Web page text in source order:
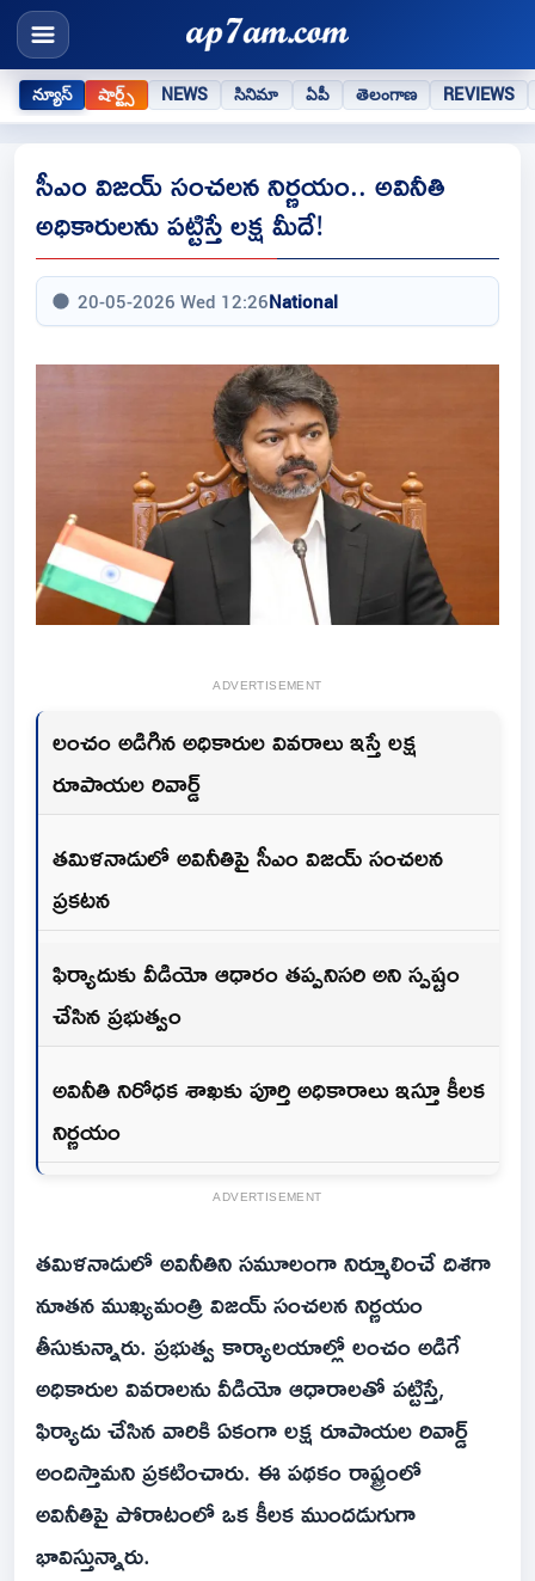
న్యూస్ షార్ట్స్ NEWS సినిమా ఏపీ తెలంగాణ REVIEWS
సీఎం విజయ్ సంచలన నిర్ణయం.. అవినీతి
అధికారుల‌ను పట్టిస్తే లక్ష మీదే!
20-05-2026 Wed 12:26National
ADVERTISEMENT
లంచం అడిగిన అధికారుల వివరాలు ఇస్తే లక్ష
రూపాయల రివార్డ్
తమిళనాడులో అవినీతిపై సీఎం విజయ్ సంచలన
ప్రకటన
ఫిర్యాదుకు వీడియో ఆధారం తప్పనిసరి అని స్పష్టం
చేసిన ప్రభుత్వం
అవినీతి నిరోధక శాఖకు పూర్తి అధికారాలు ఇస్తూ కీలక
నిర్ణయం
ADVERTISEMENT
తమిళనాడులో అవినీతిని సమూలంగా నిర్మూలించే దిశగా
నూతన ముఖ్యమంత్రి విజయ్ సంచలన నిర్ణయం
తీసుకున్నారు. ప్రభుత్వ కార్యాలయాల్లో లంచం అడిగే
అధికారుల వివరాలను వీడియో ఆధారాలతో పట్టిస్తే,
ఫిర్యాదు చేసిన వారికి ఏకంగా లక్ష రూపాయల రివార్డ్
అందిస్తామని ప్రకటించారు. ఈ పథకం రాష్ట్రంలో
అవినీతిపై పోరాటంలో ఒక కీలక ముందడుగుగా
భావిస్తున్నారు.